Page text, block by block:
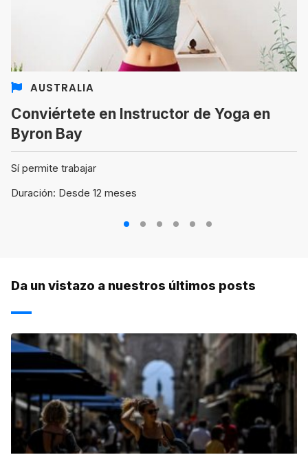
AUSTRALIA
Conviértete en Instructor de Yoga en
Byron Bay
Sí permite trabajar
Duración: Desde 12 meses
3 4 5 6
Da un vistazo a nuestros últimos posts